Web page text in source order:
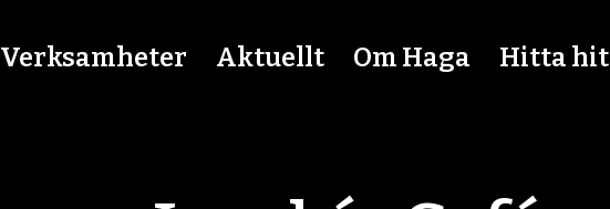
Verksamheter Aktuellt Om Haga Hitta hit